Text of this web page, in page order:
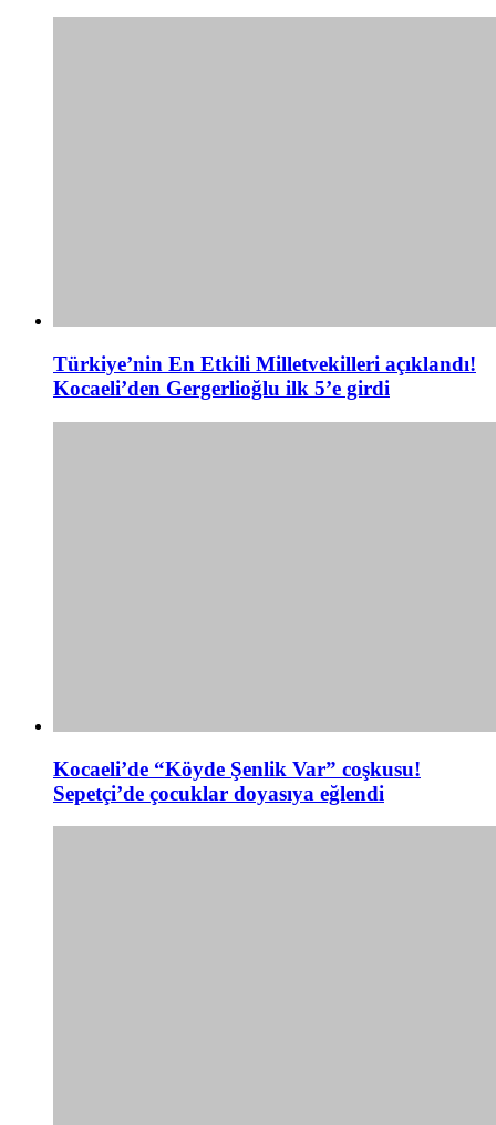
Türkiye’nin En Etkili Milletvekilleri açıklandı!
Kocaeli’den Gergerlioğlu ilk 5’e girdi
Kocaeli’de “Köyde Şenlik Var” coşkusu!
Sepetçi’de çocuklar doyasıya eğlendi